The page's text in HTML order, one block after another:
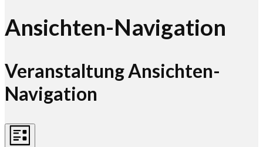
Ansichten-Navigation
Veranstaltung Ansichten-
Navigation